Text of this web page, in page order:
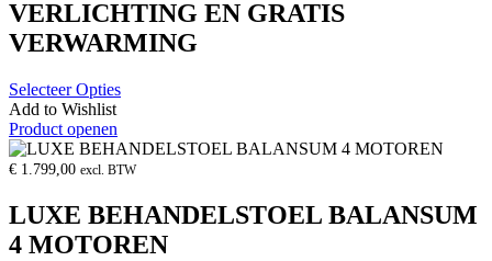
VERLICHTING EN GRATIS
VERWARMING
Selecteer Opties
Add to Wishlist
Product openen
€ 1.799,00 excl. BTW
LUXE BEHANDELSTOEL BALANSUM
4 MOTOREN